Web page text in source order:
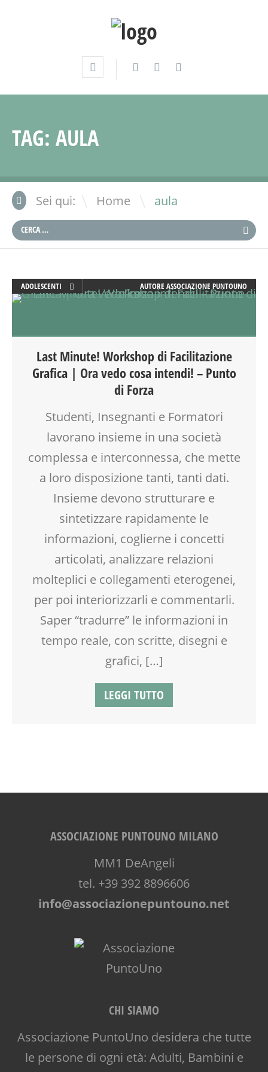
TAG: AULA
Sei qui: Home \ aula
ADOLESCENTI
ADULTI
DISEGNO
DISLESSIA
EDUCATORE
FORMAZIONE
LABORATORIO
MOOD BOX
PEDAGOGIA
TEMPO LIBERO
VIA FARUFFINI
AUTORE ASSOCIAZIONE PUNTOUNO
Last Minute! Workshop di Facilitazione
Grafica | Ora vedo cosa intendi! – Punto
di Forza
Studenti, Insegnanti e Formatori
lavorano insieme in una società
complessa e interconnessa, che mette
a loro disposizione tanti, tanti dati.
Insieme devono strutturare e
sintetizzare rapidamente le
informazioni, coglierne i concetti
articolati, analizzare relazioni
molteplici e collegamenti eterogenei,
per poi interiorizzarli e commentarli.
Saper “tradurre” le informazioni in
tempo reale, con scritte, disegni e
grafici, […]
LEGGI TUTTO
ASSOCIAZIONE PUNTOUNO MILANO
MM1 DeAngeli
tel. +39 392 8896606
info@associazionepuntouno.net
CHI SIAMO
Associazione PuntoUno desidera che tutte
le persone di ogni età: Adulti, Bambini e